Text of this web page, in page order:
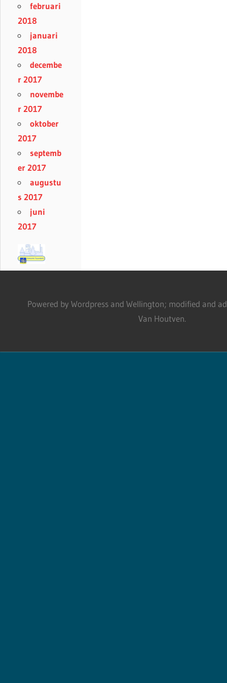
februari
2018
januari
2018
decembe
r 2017
novembe
r 2017
oktober
2017
septemb
er 2017
augustu
s 2017
juni
2017
Powered by Wordpress and Wellington; modified and
Van Houtven.